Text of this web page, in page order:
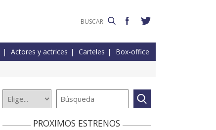
Actores y actrices Carteles Box-office
PROXIMOS ESTRENOS